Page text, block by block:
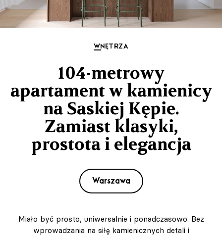
WNĘTRZA
104-metrowy
apartament w kamienicy
na Saskiej Kępie.
Zamiast klasyki,
prostota i elegancja
Warszawa
Miało być prosto, uniwersalnie i ponadczasowo. Bez
wprowadzania na siłę kamienicznych detali i